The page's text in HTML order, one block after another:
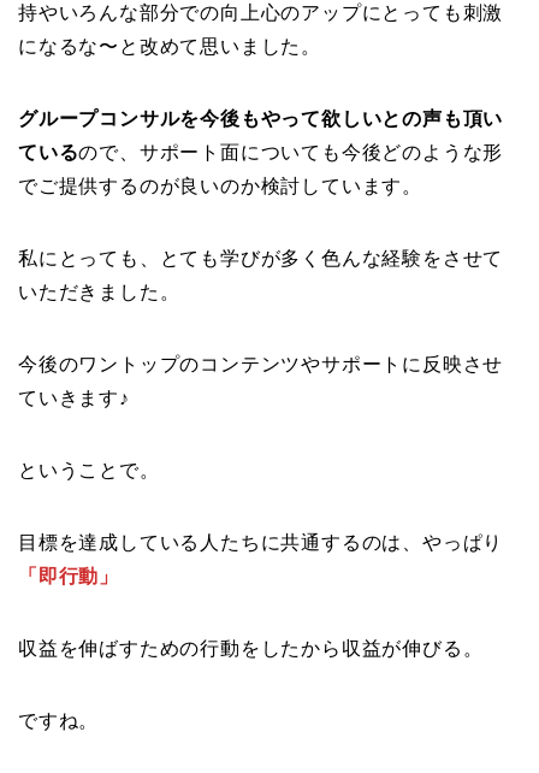
持やいろんな部分での向上心のアップにとっても刺激
になるな〜と改めて思いました。
グループコンサルを今後もやって欲しいとの声も頂い
ているので、サポート面についても今後どのような形
でご提供するのが良いのか検討しています。
私にとっても、とても学びが多く色んな経験をさせて
いただきました。
今後のワントップのコンテンツやサポートに反映させ
ていきます♪
ということで。
目標を達成している人たちに共通するのは、やっぱり
「即行動」
収益を伸ばすための行動をしたから収益が伸びる。
ですね。